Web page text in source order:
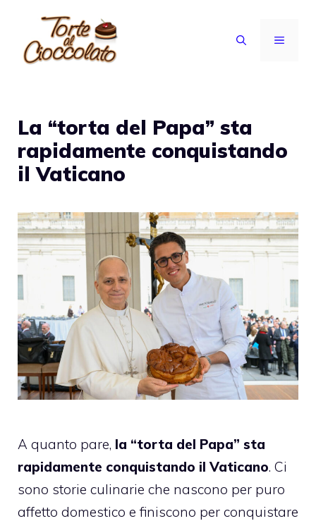
contenuto
MENU
La “torta del Papa” sta
rapidamente conquistando
il Vaticano
A quanto pare, la “torta del Papa” sta
rapidamente conquistando il Vaticano. Ci
sono storie culinarie che nascono per puro
affetto domestico e finiscono per conquistare